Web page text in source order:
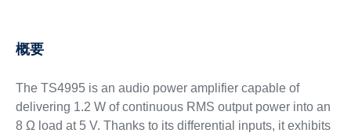
概要
The TS4995 is an audio power amplifier capable of
delivering 1.2 W of continuous RMS output power into an
8 Ω load at 5 V. Thanks to its differential inputs, it exhibits